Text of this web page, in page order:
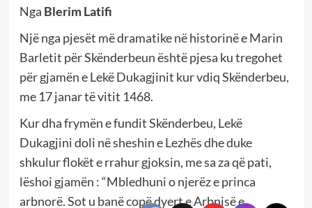
Nga Blerim Latifi
Një nga pjesët më dramatike në historinë e Marin
Barletit për Skënderbeun është pjesa ku tregohet
për gjamën e Lekë Dukagjinit kur vdiq Skënderbeu,
me 17 janar të vitit 1468.
Kur dha frymën e fundit Skënderbeu, Lekë
Dukagjini doli në sheshin e Lezhës dhe duke
shkulur flokët e rrahur gjoksin, me sa za që pati,
lëshoi gjamën : “Mbledhuni o njerëz e princa
arbnorë. Sot u banë copë dyert e Arbnisë e